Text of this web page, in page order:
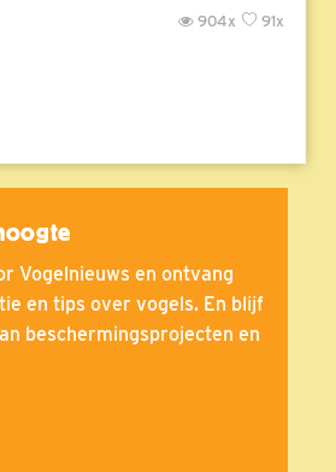
91x
904x
Vogelnieuws en ontvang
en tips over vogels. En blijf
beschermingsprojecten en